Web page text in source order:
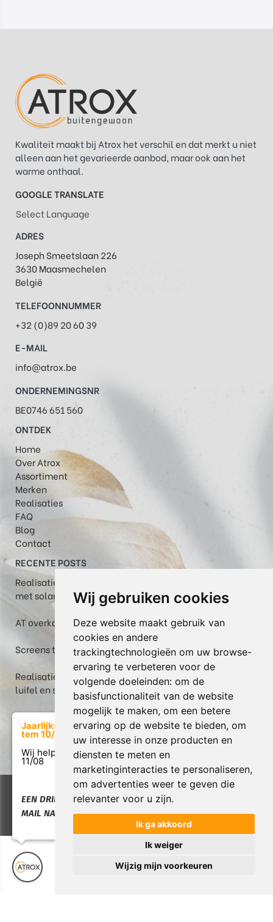
Wij gebruiken cookies
Deze website maakt gebruik van
cookies en andere
trackingtechnologieën om uw browse-
ervaring te verbeteren voor de
volgende doeleinden: om de
basisfunctionaliteit van de website
mogelijk te maken, om een betere
ervaring op de website te bieden, om
uw interesse in onze producten en
diensten te meten en
marketinginteracties te personaliseren,
om advertenties weer te geven die
relevanter voor u zijn.
Ik ga akkoord
Ik weiger
Wijzig mijn voorkeuren
Kwaliteit maakt bij Atrox het verschil en dat merkt u niet
alleen aan het gevarieerde aanbod, maar ook aan het
warme onthaal.
GOOGLE TRANSLATE
Select Language
ADRES
Joseph Smeetslaan 226
3630 Maasmechelen
België
TELEFOONNUMMER
+32 (0)89 20 60 39
E-MAIL
info@atrox.be
ONDERNEMINGSNR
BE0746 651 560
ONTDEK
Home
Over Atrox
Assortiment
Merken
Realisaties
FAQ
Blog
Contact
RECENTE POSTS
Realisatie in Maastricht: Plaza Viva pergola-zonwering
met solar volant
AT overkapping met helder glas, WGM Top en zipscreen
Screens te Veerle: een fris terras tijdens warme dagen
Realisatie: Box in thermowood grenen met berging,
luifel en screen in Heusden-Zolder
Copyright © 2026 Atrox. All rights reserved. |Privacy &
Cookies
Garantie & Servicebeleid
WebDesign
Jaarlijkse verlof van 17/07
tem 10/08
Wij helpen u graag weer vanaf
11/08
EEN DRINGENDE VRAAG:
MAIL NAAR INFO@ATROX.BE